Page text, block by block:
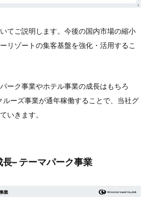
てご説明します。今後の国内市場の縮小
リゾートの集客基盤を強化・活用するこ
ーク事業やホテル事業の成長はもちろ
ーズ事業が通年稼働することで、当社グ
いきます。
– テーマパーク事業